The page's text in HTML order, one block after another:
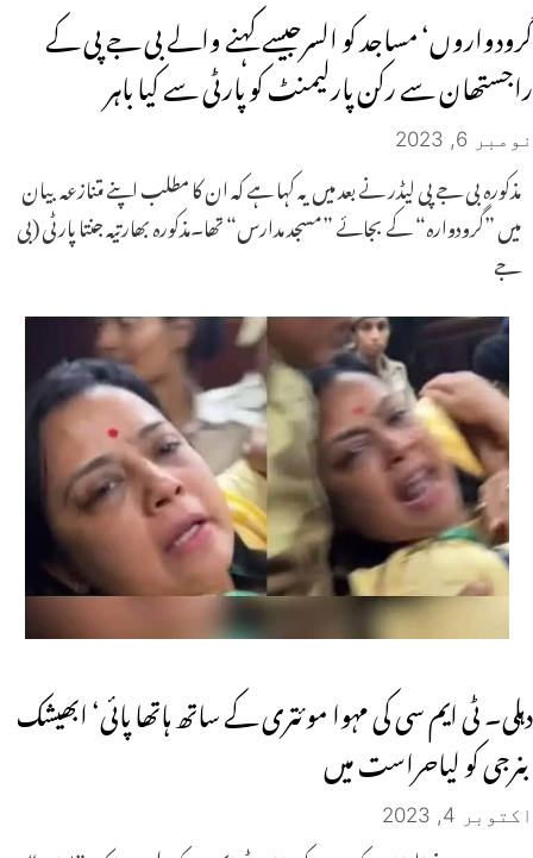
گرودواروں‘ مساجد کو السرجیسے کہنے والے بی جے پی کے
راجستھان سے رکن پارلیمنٹ کو پارٹی سے کیا باہر
نومبر 6, 2023
مذکورہ بی جے پی لیڈر نے بعد میں یہ کہا ہے کہ ان کا مطلب اپنے متنازعہ بیان
میں ”گرودوارہ“ کے بجائے ”مسجد مدارس“ تھا۔مذکورہ بھارتیہ جنتا پارٹی (بی
جے
دہلی۔ ٹی ایم سی کی مہوا موئتری کے ساتھ ہاتھا پائی‘ ابھیشک
بنرجی کو لیاحراست میں
اکتوبر 4, 2023